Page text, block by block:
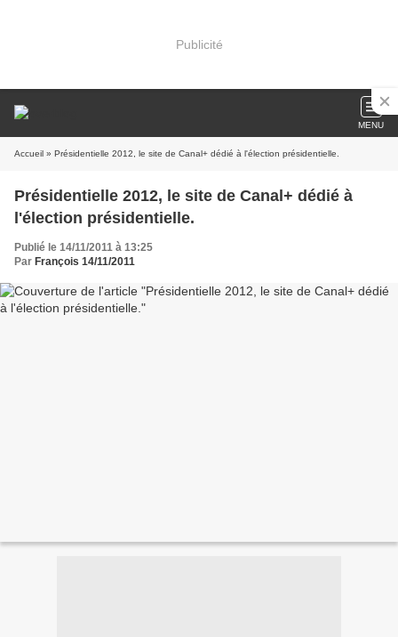
Publicité
MENU
Accueil » Présidentielle 2012, le site de Canal+ dédié à l'élection présidentielle.
Présidentielle 2012, le site de Canal+ dédié à
l'élection présidentielle.
Publié le 14/11/2011 à 13:25
Par François 14/11/2011